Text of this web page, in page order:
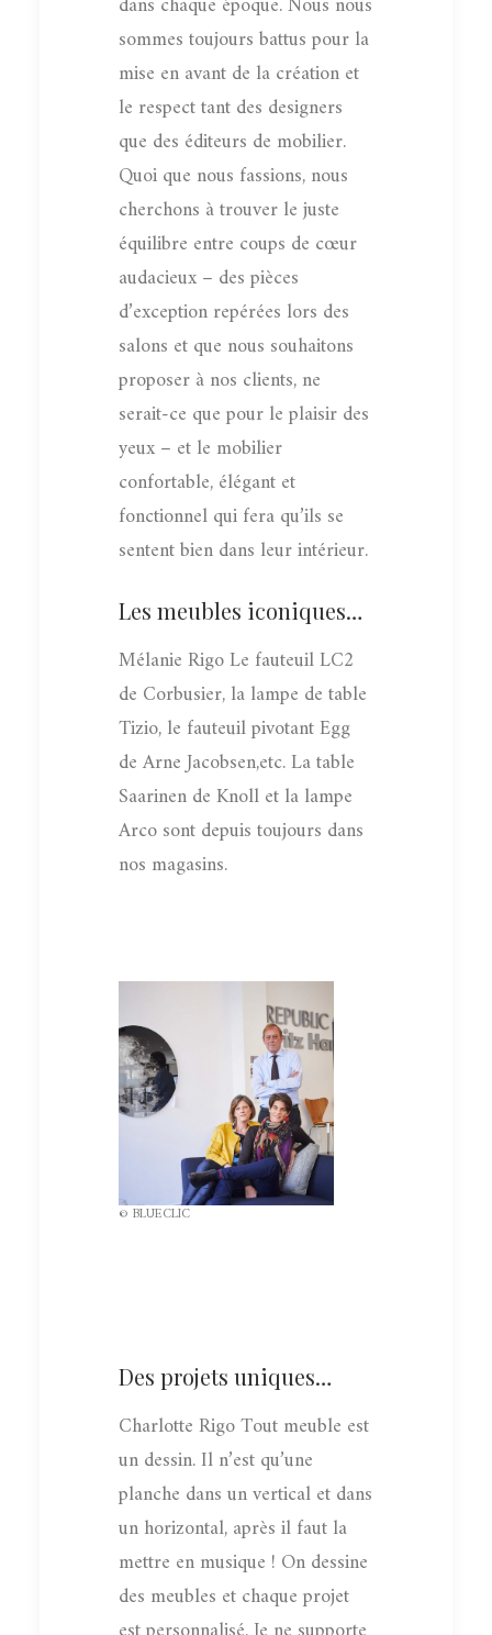
sommes toujours battus pour la
mise en avant de la création et
le respect tant des designers
que des éditeurs de mobilier.
Quoi que nous fassions, nous
cherchons à trouver le juste
équilibre entre coups de cœur
audacieux – des pièces
d’exception repérées lors des
salons et que nous souhaitons
proposer à nos clients, ne
serait-ce que pour le plaisir des
yeux – et le mobilier
confortable, élégant et
fonctionnel qui fera qu’ils se
sentent bien dans leur intérieur.
Les meubles iconiques…
Mélanie Rigo Le fauteuil LC2
de Corbusier, la lampe de table
Tizio, le fauteuil pivotant Egg
de Arne Jacobsen,etc. La table
Saarinen de Knoll et la lampe
Arco sont depuis toujours dans
nos magasins.
© BLUECLIC
Des projets uniques…
Charlotte Rigo Tout meuble est
un dessin. Il n’est qu’une
planche dans un vertical et dans
un horizontal, après il faut la
mettre en musique ! On dessine
des meubles et chaque projet